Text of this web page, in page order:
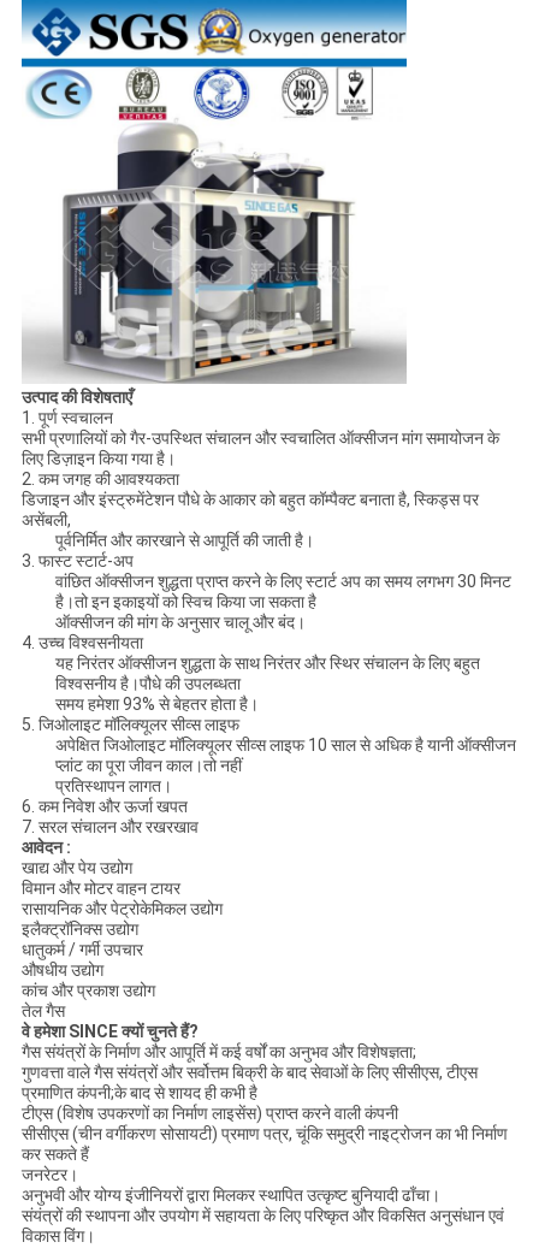
उत्पाद की विशेषताएँ
1. पूर्ण स्वचालन
सभी प्रणालियों को गैर-उपस्थित संचालन और स्वचालित ऑक्सीजन मांग समायोजन के
लिए डिज़ाइन किया गया है।
2. कम जगह की आवश्यकता
डिजाइन और इंस्ट्रुमेंटेशन पौधे के आकार को बहुत कॉम्पैक्ट बनाता है, स्किड्स पर
असेंबली,
पूर्वनिर्मित और कारखाने से आपूर्ति की जाती है।
3. फास्ट स्टार्ट-अप
वांछित ऑक्सीजन शुद्धता प्राप्त करने के लिए स्टार्ट अप का समय लगभग 30 मिनट
है।तो इन इकाइयों को स्विच किया जा सकता है
ऑक्सीजन की मांग के अनुसार चालू और बंद।
4. उच्च विश्वसनीयता
यह निरंतर ऑक्सीजन शुद्धता के साथ निरंतर और स्थिर संचालन के लिए बहुत
विश्वसनीय है।पौधे की उपलब्धता
समय हमेशा 93% से बेहतर होता है।
5. जिओलाइट मॉलिक्यूलर सीव्स लाइफ
अपेक्षित जिओलाइट मॉलिक्यूलर सीव्स लाइफ 10 साल से अधिक है यानी ऑक्सीजन
प्लांट का पूरा जीवन काल।तो नहीं
प्रतिस्थापन लागत।
6. कम निवेश और ऊर्जा खपत
7. सरल संचालन और रखरखाव
आवेदन :
खाद्य और पेय उद्योग
विमान और मोटर वाहन टायर
रासायनिक और पेट्रोकेमिकल उद्योग
इलैक्ट्रॉनिक्स उद्योग
धातुकर्म / गर्मी उपचार
औषधीय उद्योग
कांच और प्रकाश उद्योग
तेल गैस
वे हमेशा SINCE क्यों चुनते हैं?
गैस संयंत्रों के निर्माण और आपूर्ति में कई वर्षों का अनुभव और विशेषज्ञता;
गुणवत्ता वाले गैस संयंत्रों और सर्वोत्तम बिक्री के बाद सेवाओं के लिए सीसीएस, टीएस
प्रमाणित कंपनी;के बाद से शायद ही कभी है
टीएस (विशेष उपकरणों का निर्माण लाइसेंस) प्राप्त करने वाली कंपनी
सीसीएस (चीन वर्गीकरण सोसायटी) प्रमाण पत्र, चूंकि समुद्री नाइट्रोजन का भी निर्माण
कर सकते हैं
जनरेटर।
अनुभवी और योग्य इंजीनियरों द्वारा मिलकर स्थापित उत्कृष्ट बुनियादी ढाँचा।
संयंत्रों की स्थापना और उपयोग में सहायता के लिए परिष्कृत और विकसित अनुसंधान एवं
विकास विंग।